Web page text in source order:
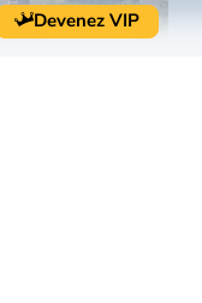
Devenez VIP